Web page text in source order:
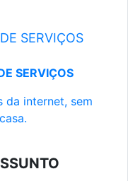
SERVIÇOS
SERVIÇOS
da internet, sem